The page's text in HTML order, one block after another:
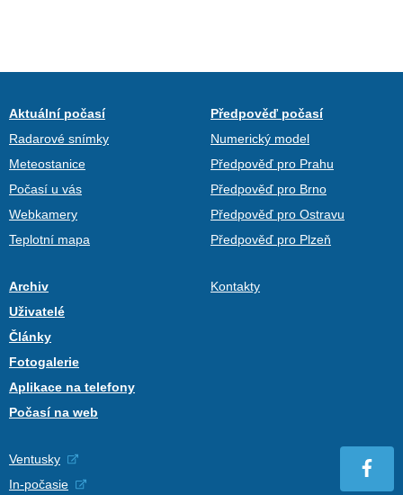
Aktuální počasí
Radarové snímky
Meteostanice
Počasí u vás
Webkamery
Teplotní mapa
Předpověď počasí
Numerický model
Předpověď pro Prahu
Předpověď pro Brno
Předpověď pro Ostravu
Předpověď pro Plzeň
Archiv
Uživatelé
Články
Fotogalerie
Aplikace na telefony
Počasí na web
Kontakty
Ventusky
In-počasie